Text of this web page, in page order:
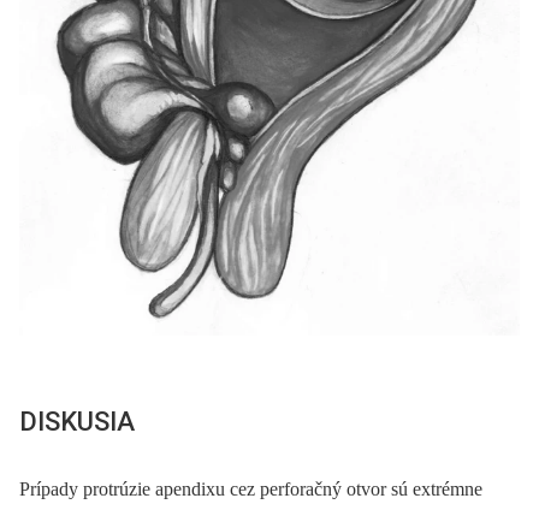
DISKUSIA
Prípady protrúzie apendixu cez perforačný otvor sú extrémne